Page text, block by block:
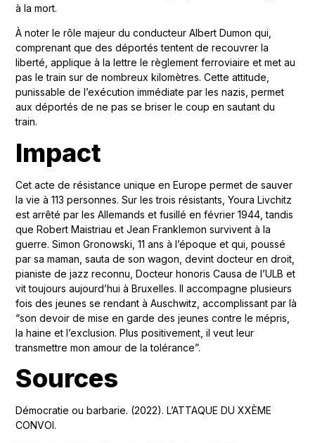
à la mort.
À noter le rôle majeur du conducteur Albert Dumon qui,
comprenant que des déportés tentent de recouvrer la
liberté, applique à la lettre le règlement ferroviaire et met au
pas le train sur de nombreux kilomètres. Cette attitude,
punissable de l’exécution immédiate par les nazis, permet
aux déportés de ne pas se briser le coup en sautant du
train.
Impact
Cet acte de résistance unique en Europe permet de sauver
la vie à 113 personnes. Sur les trois résistants, Youra Livchitz
est arrêté par les Allemands et fusillé en février 1944, tandis
que Robert Maistriau et Jean Franklemon survivent à la
guerre. Simon Gronowski, 11 ans à l’époque et qui, poussé
par sa maman, sauta de son wagon, devint docteur en droit,
pianiste de jazz reconnu, Docteur honoris Causa de l’ULB et
vit toujours aujourd’hui à Bruxelles. Il accompagne plusieurs
fois des jeunes se rendant à Auschwitz, accomplissant par là
“son devoir de mise en garde des jeunes contre le mépris,
la haine et l’exclusion. Plus positivement, il veut leur
transmettre mon amour de la tolérance”.
Sources
Démocratie ou barbarie. (2022). L’ATTAQUE DU XXÈME
CONVOI.